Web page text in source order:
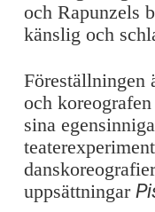
och Rapunzels
känslig och
Föreställningen
och koreografen
sina
uppsättningar